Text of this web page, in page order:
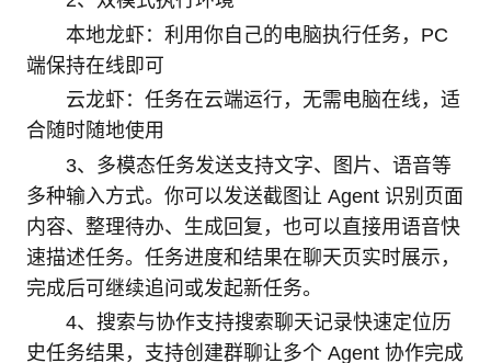
本地龙虾：利用你自己的电脑执行任务，PC
端保持在线即可
云龙虾：任务在云端运行，无需电脑在线，适
合随时随地使用
3、多模态任务发送支持文字、图片、语音等
多种输入方式。你可以发送截图让 Agent 识别页面
内容、整理待办、生成回复，也可以直接用语音快
速描述任务。任务进度和结果在聊天页实时展示，
完成后可继续追问或发起新任务。
4、搜索与协作支持搜索聊天记录快速定位历
史任务结果，支持创建群聊让多个 Agent 协作完成